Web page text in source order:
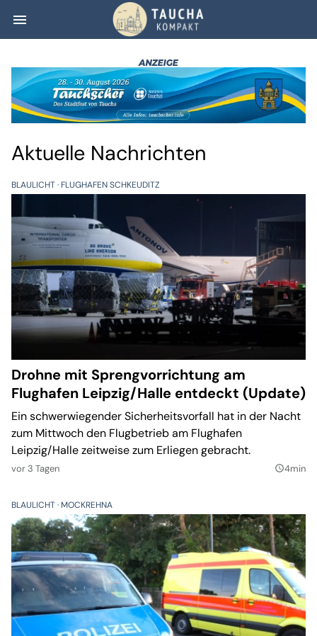
menu Taucha kompakt
Aktuelle Nachrichten
BLAULICHT FLUGHAFEN SCHKEUDITZ
Drohne mit Sprengvorrichtung am
Flughafen Leipzig/Halle entdeckt (Update)
Ein schwerwiegender Sicherheitsvorfall hat in der Nacht
zum Mittwoch den Flugbetrieb am Flughafen
Leipzig/Halle zeitweise zum Erliegen gebracht.
vor 3 Tagen query_builder4min
BLAULICHT MOCKREHNA